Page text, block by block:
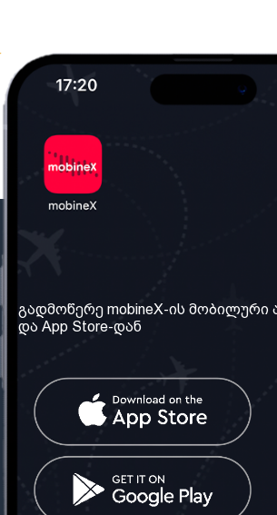
ჩვენ შესახებ
ჩვენი სერვისები
კონტაქტი
საქართველო: თბილისი
ტელ: 032 2 04 00 50
გადმოწერე mobineX-ის მობილური
და App Store-დან